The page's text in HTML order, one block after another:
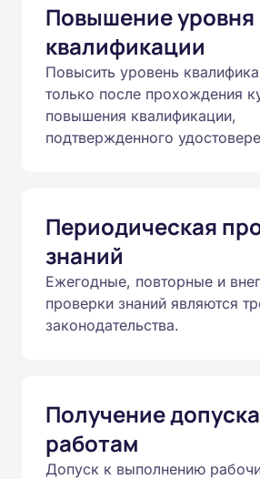
Повышение уровня
квалификации
Повысить уровень
только после прохождения
повышения квалификации,
подтвержденного
Периодическая
знаний
Ежегодные, повторные и
проверки знаний являются
законодательства.
Получение
работам
Допуск к выполнению